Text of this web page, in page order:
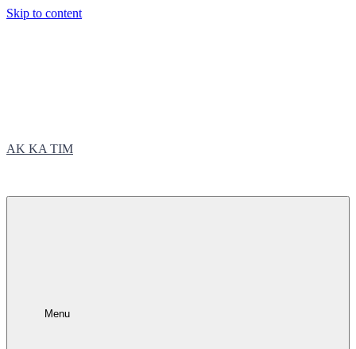
Skip to content
AK KA TIM
Menu